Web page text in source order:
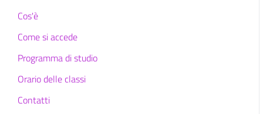
Cos'è
Come si accede
Programma di studio
Orario delle classi
Contatti